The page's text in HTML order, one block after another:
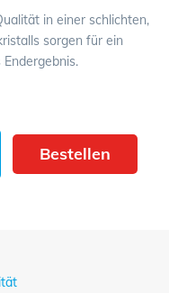
in einer schlichten,
sorgen für ein
Bestellen